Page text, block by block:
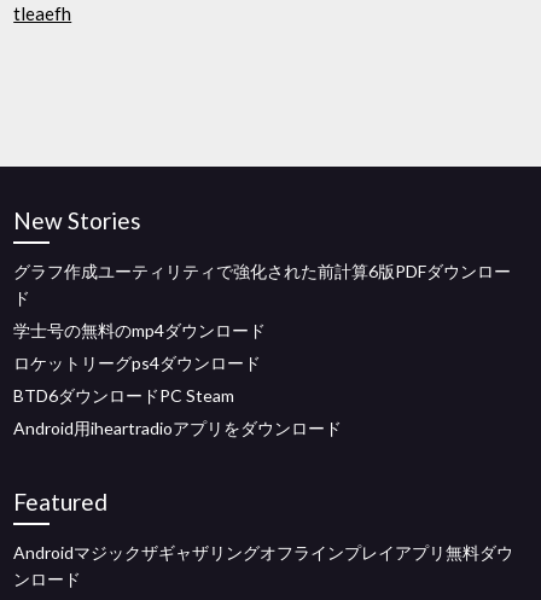
tleaefh
New Stories
グラフ作成ユーティリティで強化された前計算6版PDFダウンロー
ド
学士号の無料のmp4ダウンロード
ロケットリーグps4ダウンロード
BTD6ダウンロードPC Steam
Android用iheartradioアプリをダウンロード
Featured
Androidマジックザギャザリングオフラインプレイアプリ無料ダウ
ンロード